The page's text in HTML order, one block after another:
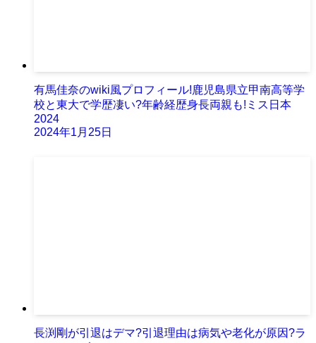
有馬佳奈のwiki風プロフィール!鹿児島県立甲南高等学
校と東大で学歴凄い?年齢経歴身長両親も!ミス日本
2024
2024年1月25日
長渕剛が引退はデマ?引退理由は病気や老化が原因?ラ